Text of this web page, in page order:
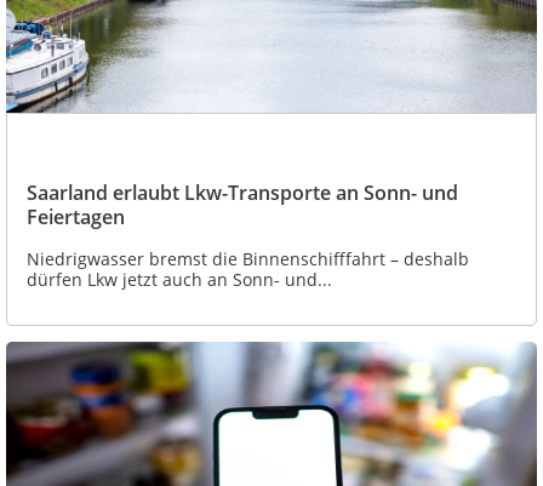
Saarland erlaubt Lkw-Transporte an Sonn- und
Feiertagen
Niedrigwasser bremst die Binnenschifffahrt – deshalb
dürfen Lkw jetzt auch an Sonn- und...